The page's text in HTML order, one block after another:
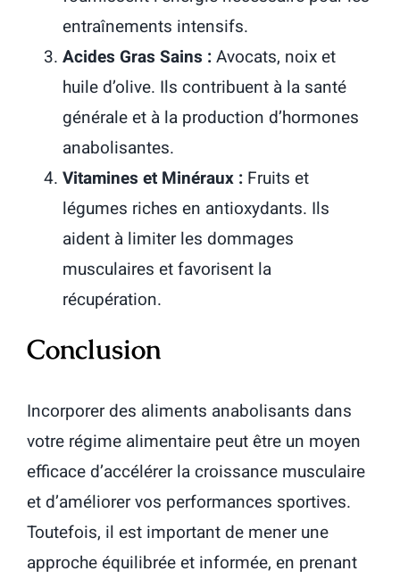
entraînements intensifs.
Acides Gras Sains :Avocats, noix et
huile d’olive. Ils contribuent à la santé
générale et à la production d’hormones
anabolisantes.
Vitamines et Minéraux : Fruits et
légumes riches en antioxydants. Ils
aident à limiter les dommages
musculaires et favorisent la
récupération.
Conclusion
Incorporer des aliments anabolisants dans
votre régime alimentaire peut être un moyen
efficace d’accélérer la croissance musculaire
et d’améliorer vos performances sportives.
Toutefois, il est important de mener une
approche équilibrée et informée, en prenant